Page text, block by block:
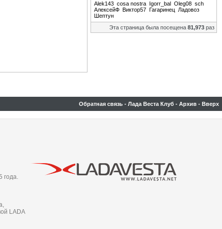
Alek143 cosa nostra Igorr_bal Oleg08 sch
АлексейФ Виктор57 Гагаринец Ладовоз
Шептун
Эта страница была посещена 81,973 раз
Обратная связь - Лада Веста Клуб - Архив - Вверх
года.
LADA